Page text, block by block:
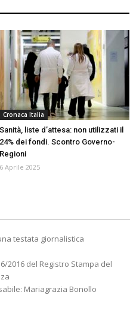
Cronaca Italia
Sanità, liste d’attesa: non utilizzati il
24% dei fondi. Scontro Governo-
Regioni
6 Aprile 2025
testata giornalistica
2016 del Registro Stampa del
Mariagrazia Bonollo